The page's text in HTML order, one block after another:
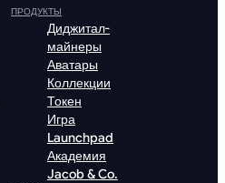
ПРОДУКТЫ
Диджитал-
майнеры
Аватары
Коллекции
Токен
Игра
Launchpad
Академия
Jacob & Co.